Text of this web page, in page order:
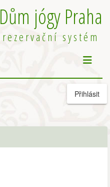
Dům jógy Praha
rezervační systém
Přihlásit